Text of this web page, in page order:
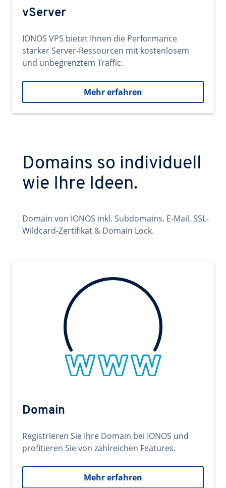
vServer
IONOS VPS bietet Ihnen die Performance
starker Server-Ressourcen mit kostenlosem
und unbegrenztem Traffic.
Mehr erfahren
Domains so individuell
wie Ihre Ideen.
Domain von IONOS inkl. Subdomains, E-Mail, SSL-
Wildcard-Zertifikat & Domain Lock.
Domain
Registrieren Sie Ihre Domain bei IONOS und
profitieren Sie von zahlreichen Features.
Mehr erfahren